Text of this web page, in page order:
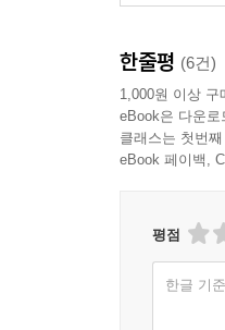
한줄평 (6건)
1,000원 이상 구
eBook은 다운
클래스는 첫번
eBook 페이백,
평점
한글 기